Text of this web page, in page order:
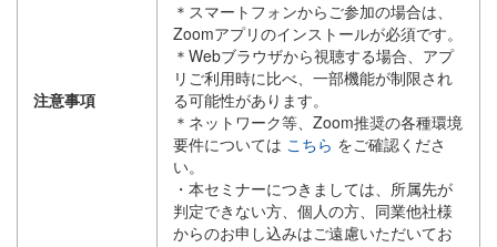
注意事項
＊スマートフォンからご参加の場合は、
Zoomアプリのインストールが必須です。
＊Webブラウザから視聴する場合、アプ
リご利用時に比べ、一部機能が制限され
る可能性があります。
＊ネットワーク等、Zoom推奨の各種環境
要件については こちら をご確認くださ
い。
・本セミナーにつきましては、所属先が
判定できない方、個人の方、同業他社様
からのお申し込みはご遠慮いただいてお